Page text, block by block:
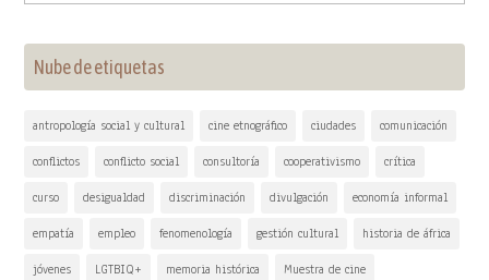
Nube de etiquetas
antropología social y cultural cine etnográfico ciudades comunicación
conflictos conflicto social consultoría cooperativismo crítica
curso desigualdad discriminación divulgación economía informal
empatía empleo fenomenología gestión cultural historia de áfrica
jóvenes LGTBIQ+ memoria histórica Muestra de cine